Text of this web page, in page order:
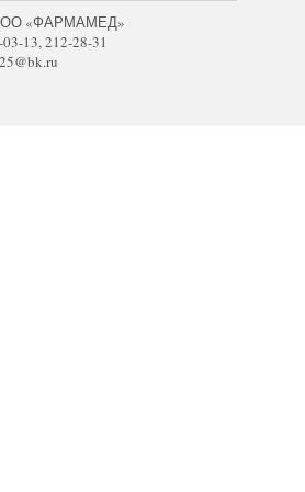
«ФАРМАМЕД»
13, 212-28-31